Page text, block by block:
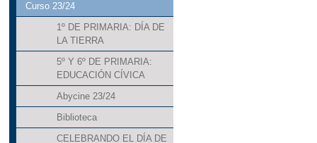
Curso 23/24
1º DE PRIMARIA: DÍA DE
LA TIERRA
5º Y 6º DE PRIMARIA:
EDUCACIÓN CÍVICA
Abycine 23/24
Biblioteca
CELEBRANDO EL DÍA DE